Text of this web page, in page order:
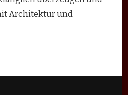
Architektur und